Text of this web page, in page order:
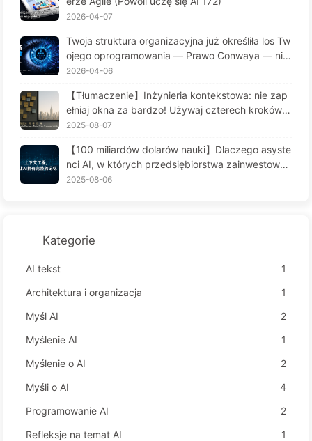
2026-04-07
Twoja struktura organizacyjna już określiła los Tw
ojego oprogramowania — Prawo Conwaya — nie
zauważona przez 56 lat zasada zarządzania Tra
— powoli ucz się AI171
2026-04-06
【Tłumaczenie】Inżynieria kontekstowa: nie zap
ełniaj okna za bardzo! Używaj czterech kroków d
o zarządzania kontekstem, bądź czujny na zafał
ewnątrz — Uczymy się AI powoli 170
2025-08-07
【100 miliardów dolarów nauki】Dlaczego asyste
nci AI, w których przedsiębiorstwa zainwestował
y fortunę, cierpią na "amnezję" w kluczowych mo
2025-08-06
Kategorie
AI tekst
1
Architektura i organizacja
1
Myśl AI
2
Myślenie AI
1
Myślenie o AI
2
Myśli o AI
4
Programowanie AI
2
Refleksje na temat AI
1